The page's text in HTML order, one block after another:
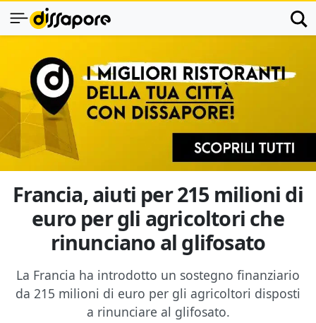
Francia, aiuti per 215 milioni di
euro per gli agricoltori che
rinunciano al glifosato
La Francia ha introdotto un sostegno finanziario
da 215 milioni di euro per gli agricoltori disposti
a rinunciare al glifosato.